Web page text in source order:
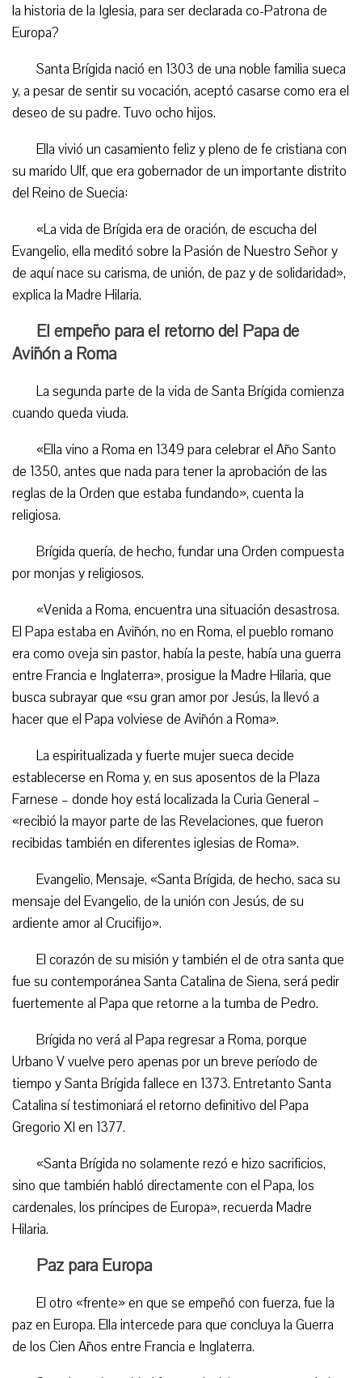
la historia de la Iglesia, para ser declarada co-Patrona de
Europa?
Santa Brígida nació en 1303 de una noble familia sueca
y, a pesar de sentir su vocación, aceptó casarse como era el
deseo de su padre. Tuvo ocho hijos.
Ella vivió un casamiento feliz y pleno de fe cristiana con
su marido Ulf, que era gobernador de un importante distrito
del Reino de Suecia:
«La vida de Brígida era de oración, de escucha del
Evangelio, ella meditó sobre la Pasión de Nuestro Señor y
de aquí nace su carisma, de unión, de paz y de solidaridad»,
explica la Madre Hilaria.
El empeño para el retorno del Papa de
Aviñón a Roma
La segunda parte de la vida de Santa Brígida comienza
cuando queda viuda.
«Ella vino a Roma en 1349 para celebrar el Año Santo
de 1350, antes que nada para tener la aprobación de las
reglas de la Orden que estaba fundando», cuenta la
religiosa.
Brígida quería, de hecho, fundar una Orden compuesta
por monjas y religiosos.
«Venida a Roma, encuentra una situación desastrosa.
El Papa estaba en Aviñón, no en Roma, el pueblo romano
era como oveja sin pastor, había la peste, había una guerra
entre Francia e Inglaterra», prosigue la Madre Hilaria, que
busca subrayar que «su gran amor por Jesús, la llevó a
hacer que el Papa volviese de Aviñón a Roma».
La espiritualizada y fuerte mujer sueca decide
establecerse en Roma y, en sus aposentos de la Plaza
Farnese – donde hoy está localizada la Curia General –
«recibió la mayor parte de las Revelaciones, que fueron
recibidas también en diferentes iglesias de Roma».
Evangelio, Mensaje, «Santa Brígida, de hecho, saca su
mensaje del Evangelio, de la unión con Jesús, de su
ardiente amor al Crucifijo».
El corazón de su misión y también el de otra santa que
fue su contemporánea Santa Catalina de Siena, será pedir
fuertemente al Papa que retorne a la tumba de Pedro.
Brígida no verá al Papa regresar a Roma, porque
Urbano V vuelve pero apenas por un breve período de
tiempo y Santa Brígida fallece en 1373. Entretanto Santa
Catalina sí testimoniará el retorno definitivo del Papa
Gregorio XI en 1377.
«Santa Brígida no solamente rezó e hizo sacrificios,
sino que también habló directamente con el Papa, los
cardenales, los príncipes de Europa», recuerda Madre
Hilaria.
Paz para Europa
El otro «frente» en que se empeñó con fuerza, fue la
paz en Europa. Ella intercede para que concluya la Guerra
de los Cien Años entre Francia e Inglaterra.